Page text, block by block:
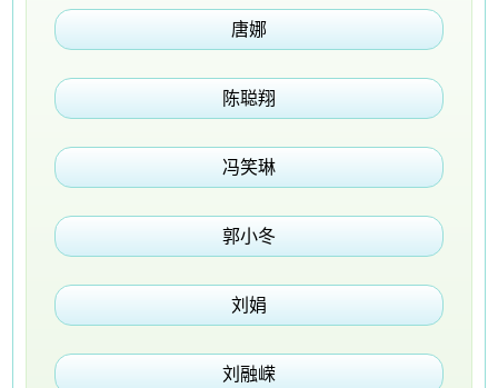
唐娜
陈聪翔
冯笑琳
郭小冬
刘娟
刘融嵘